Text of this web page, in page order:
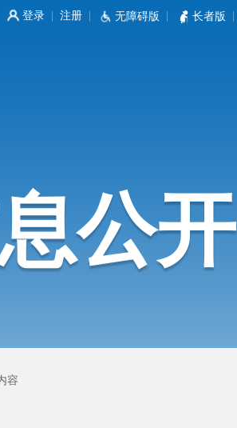
登录 注册 无障碍版 长者版
公开
容